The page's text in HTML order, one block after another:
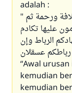
adalah :
" أول هذا الأمر نبوة ورحمة ثم يكون خلافة ورحمة ثم
عليها تكادم
الرباط وإن
“Awal
kemudian
kemudian